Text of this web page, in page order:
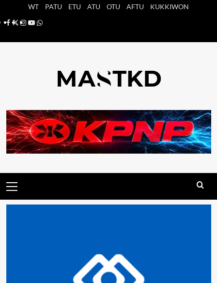
WT PATU ETU ATU OTU AFTU
KUKKIWON
Facebook
X Instagram
YouTube
Whatsapp
principal